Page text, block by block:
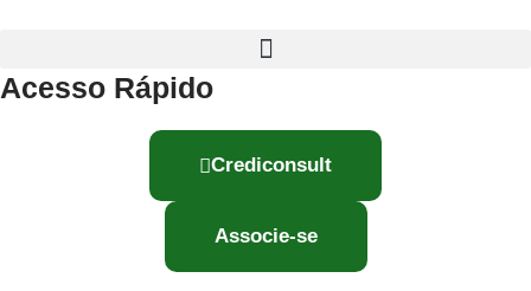
Acesso Rápido
Crediconsult
Associe-se